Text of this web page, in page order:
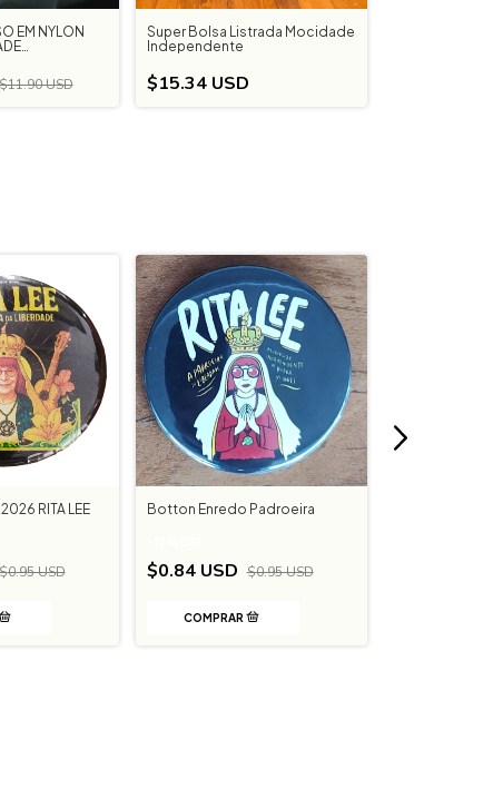
EM NYLON
USD
Super Bolsa Listrada Mocidade
Independente
$15.34 USD
RITA LEE
USD
Botton Enredo Padroeira
$0.84 USD $0.95 USD